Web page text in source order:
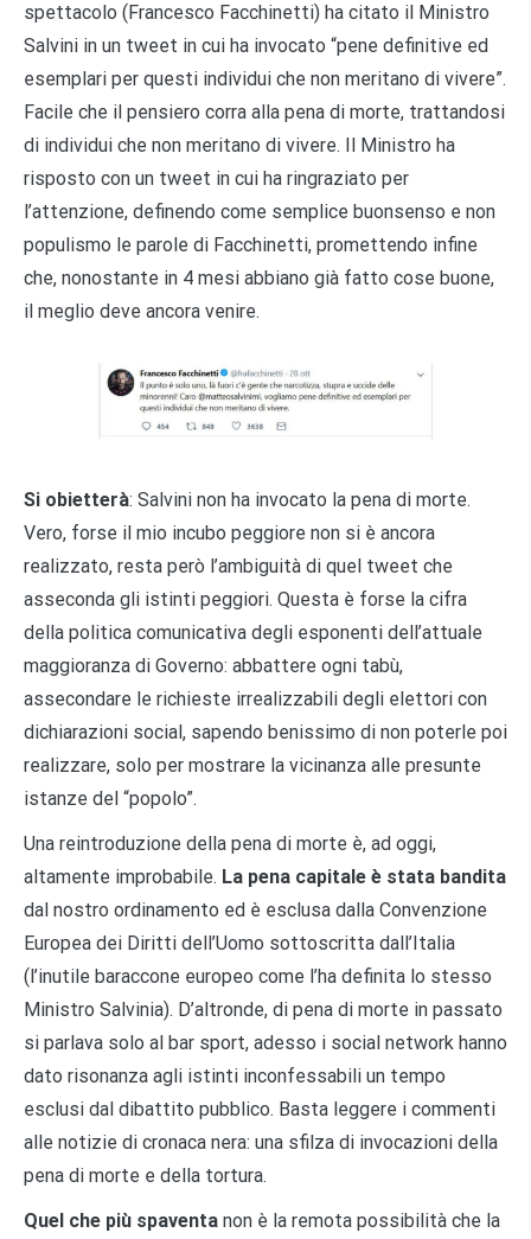
spettacolo (Francesco Facchinetti) ha citato il Ministro
Salvini in un tweet in cui ha invocato “pene definitive ed
esemplari per questi individui che non meritano di vivere”.
Facile che il pensiero corra alla pena di morte, trattandosi
di individui che non meritano di vivere. Il Ministro ha
risposto con un tweet in cui ha ringraziato per
l’attenzione, definendo come semplice buonsenso e non
populismo le parole di Facchinetti, promettendo infine
che, nonostante in 4 mesi abbiano già fatto cose buone,
il meglio deve ancora venire.
Si obietterà: Salvini non ha invocato la pena di morte.
Vero, forse il mio incubo peggiore non si è ancora
realizzato, resta però l’ambiguità di quel tweet che
asseconda gli istinti peggiori. Questa è forse la cifra
della politica comunicativa degli esponenti dell’attuale
maggioranza di Governo: abbattere ogni tabù,
assecondare le richieste irrealizzabili degli elettori con
dichiarazioni social, sapendo benissimo di non poterle poi
realizzare, solo per mostrare la vicinanza alle presunte
istanze del “popolo”.
Una reintroduzione della pena di morte è, ad oggi,
altamente improbabile. La pena capitale è stata bandita
dal nostro ordinamento ed è esclusa dalla Convenzione
Europea dei Diritti dell’Uomo sottoscritta dall’Italia
(l’inutile baraccone europeo come l’ha definita lo stesso
Ministro Salvinia). D’altronde, di pena di morte in passato
si parlava solo al bar sport, adesso i social network hanno
dato risonanza agli istinti inconfessabili un tempo
esclusi dal dibattito pubblico. Basta leggere i commenti
alle notizie di cronaca nera: una sfilza di invocazioni della
pena di morte e della tortura.
Quel che più spaventa non è la remota possibilità che la